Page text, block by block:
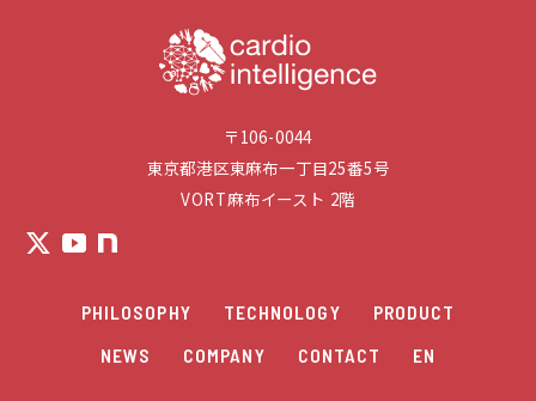
〒106-0044
東京都港区東麻布一丁目25番5号
VORT麻布イースト 2階
PHILOSOPHY TECHNOLOGY
PRODUCT
NEWS
COMPANY CONTACT EN